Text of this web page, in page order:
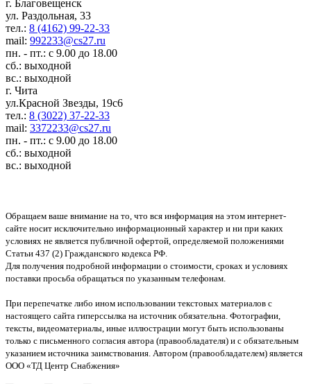
г. Благовещенск
ул. Раздольная, 33
тел.: 8 (4162) 99-22-33
mail: 992233@cs27.ru
пн. - пт.: с 9.00 до 18.00
сб.: выходной
вс.: выходной
г. Чита
ул.Красной Звезды, 19с6
тел.: 8 (3022) 37-22-33
mail: 3372233@cs27.ru
пн. - пт.: с 9.00 до 18.00
сб.: выходной
вс.: выходной
Обращаем ваше внимание на то, что вся информация на этом интернет-
сайте носит исключительно информационный характер и ни при каких
условиях не является публичной офертой, определяемой положениями
Статьи 437 (2) Гражданского кодекса РФ.
Для получения подробной информации о стоимости, сроках и условиях
поставки просьба обращаться по указанным телефонам.
При перепечатке либо ином использовании текстовых материалов с
настоящего сайта гиперссылка на источник обязательна. Фотографии,
тексты, видеоматериалы, иные иллюстрации могут быть использованы
только с письменного согласия автора (правообладателя) и с обязательным
указанием источника заимствования. Автором (правообладателем) является
ООО «ТД Центр Снабжения»